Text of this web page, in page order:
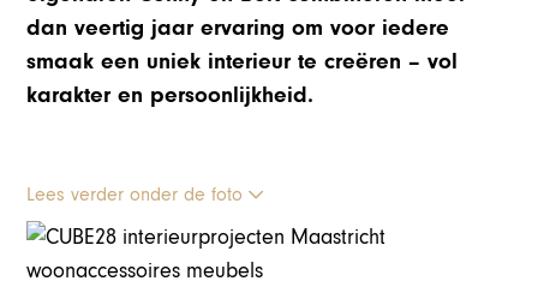
dan veertig jaar ervaring om voor iedere
smaak een uniek interieur te creëren – vol
karakter en persoonlijkheid.
Lees verder onder de foto